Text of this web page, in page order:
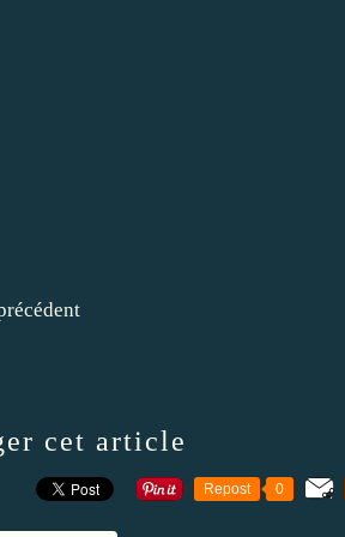
cet article
Repost 0